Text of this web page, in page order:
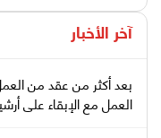
آخر الأخبار
بعد أكثر من عقد من
العمل مع الإبقاء على